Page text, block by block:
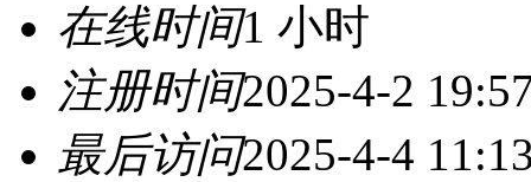
在线时间1 小时
注册时间2025-4-2
最后访问2025-4-4